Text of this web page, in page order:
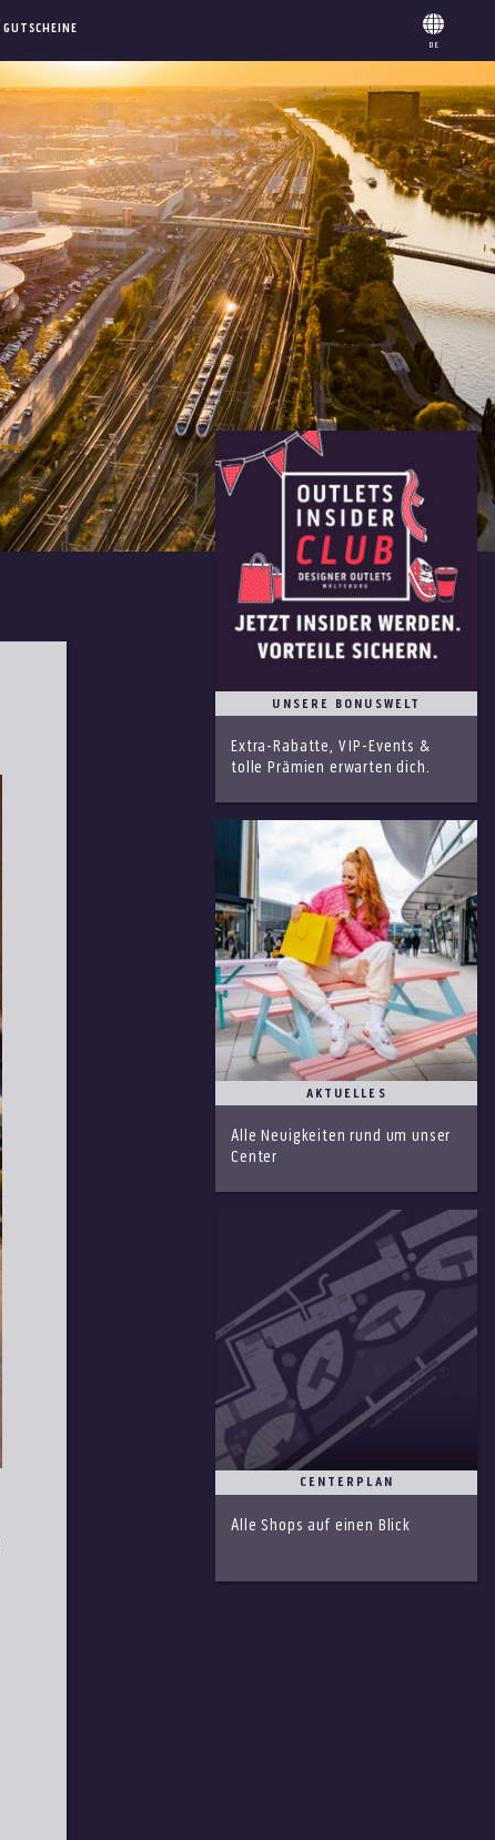
GUTSCHEINE
DE
UNSERE BONUSWELT
Extra-Rabatte, VIP-Events &
tolle Prämien erwarten dich.
AKTUELLES
Alle Neuigkeiten rund um unser
Center
CENTERPLAN
Alle Shops auf einen Blick